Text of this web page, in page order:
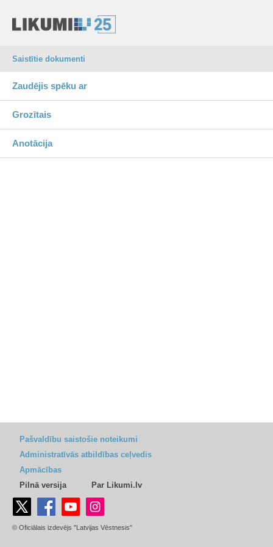
Saistītie dokumenti
Zaudējis spēku ar
Grozītais
Anotācija
Pašvaldību saistošie noteikumi
Administratīvās atbildības ceļvedis
Apmācības
Pilnā versija
Par Likumi.lv
© Oficiālais izdevējs "Latvijas Vēstnesis"